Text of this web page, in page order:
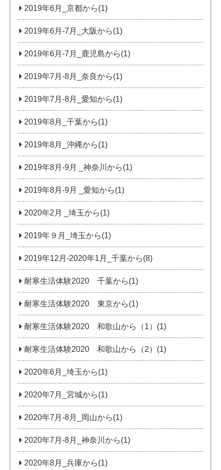
2019年6月_京都から(1)
2019年6月-7月_大阪から(1)
2019年6月-7月_鹿児島から(1)
2019年7月-8月_奈良から(1)
2019年7月-8月_愛知から(1)
2019年8月_千葉から(1)
2019年8月_沖縄から(1)
2019年8月-9月 _神奈川から(1)
2019年8月-9月 _愛知から(1)
2020年2月 _埼玉から(1)
2019年９月_埼玉から(1)
2019年12月-2020年1月_千葉から(8)
耐寒生活体験2020 千葉から(1)
耐寒生活体験2020 東京から(1)
耐寒生活体験2020 和歌山から（1）(1)
耐寒生活体験2020 和歌山から（2）(1)
2020年6月_埼玉から(1)
2020年7月_宮城から(1)
2020年7月‐8月_岡山から(1)
2020年7月‐8月_神奈川から(1)
2020年8月_兵庫から(1)